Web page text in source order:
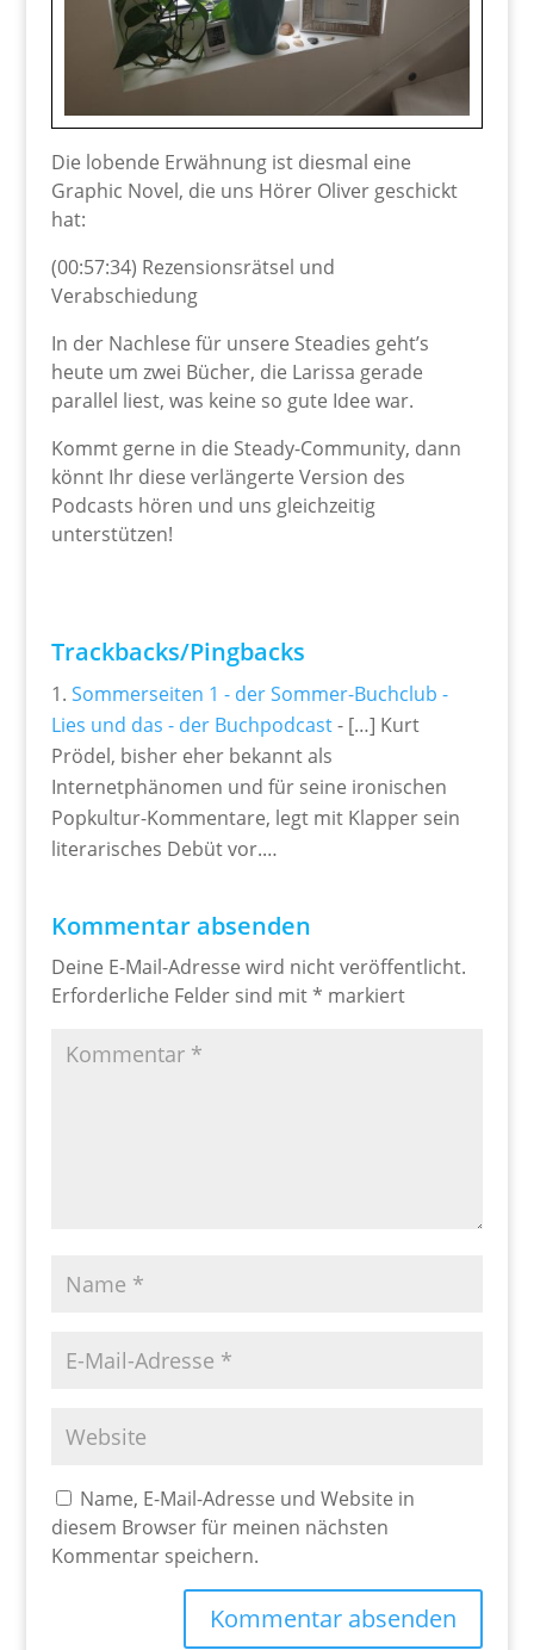
Die lobende Erwähnung ist diesmal eine
Graphic Novel, die uns Hörer Oliver geschickt
hat:
(00:57:34) Rezensionsrätsel und
Verabschiedung
In der Nachlese für unsere Steadies geht’s
heute um zwei Bücher, die Larissa gerade
parallel liest, was keine so gute Idee war.
Kommt gerne in die Steady-Community, dann
könnt Ihr diese verlängerte Version des
Podcasts hören und uns gleichzeitig
unterstützen!
Trackbacks/Pingbacks
Sommerseiten 1 - der Sommer-Buchclub -
Lies und das - der Buchpodcast- […] Kurt
Prödel, bisher eher bekannt als
Internetphänomen und für seine ironischen
Popkultur-Kommentare, legt mit Klapper sein
literarisches Debüt vor.…
Kommentar absenden
Deine E-Mail-Adresse wird nicht veröffentlicht.
Erforderliche Felder sind mit* markiert
Name, E-Mail-Adresse und Website in
diesem Browser für meinen nächsten
Kommentar speichern.